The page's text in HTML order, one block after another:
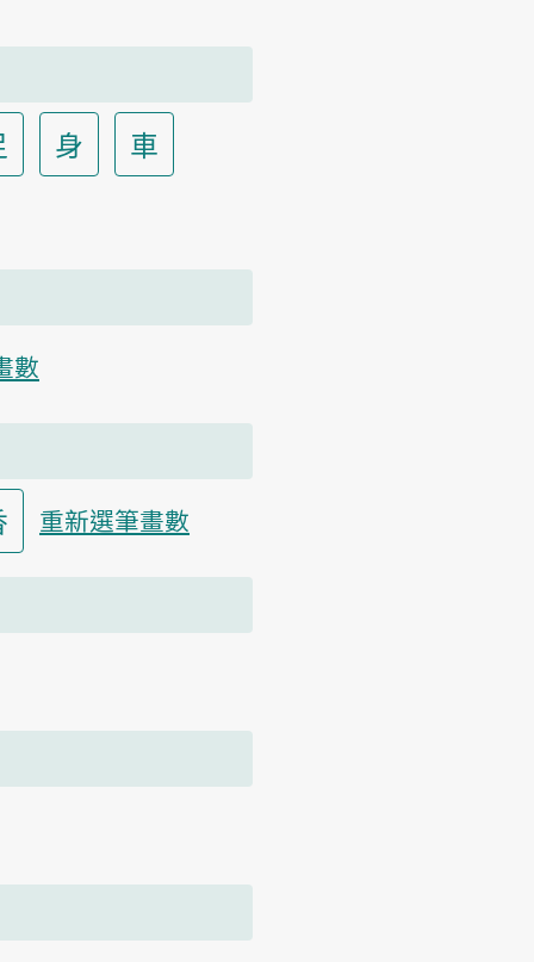
身
車
數
重新選筆畫數